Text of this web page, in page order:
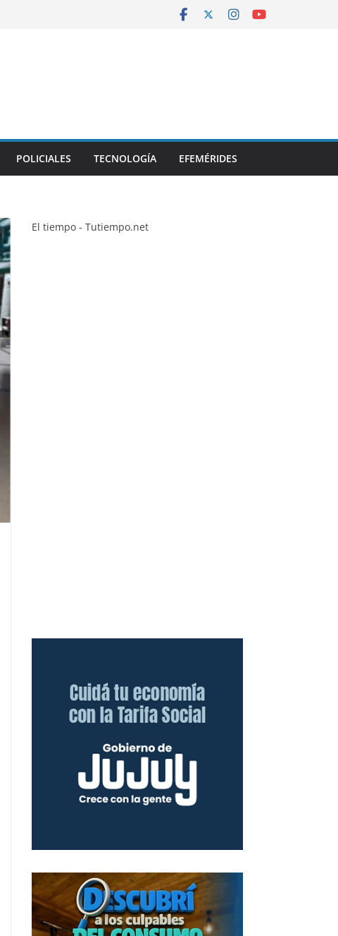
POLICIALES TECNOLOGÍA EFEMÉRIDES
El tiempo - Tutiempo.net